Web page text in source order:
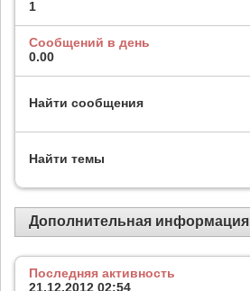
1
Сообщений в день
0.00
Найти сообщения
Найти темы
Дополнительная информация
Последняя активность
21.12.2012 02:54